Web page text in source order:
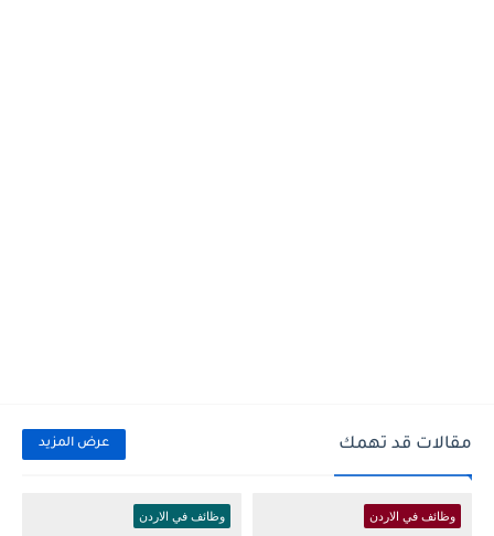
مقالات قد تهمك عرض المزيد
وظائف في الاردن وظائف في الاردن